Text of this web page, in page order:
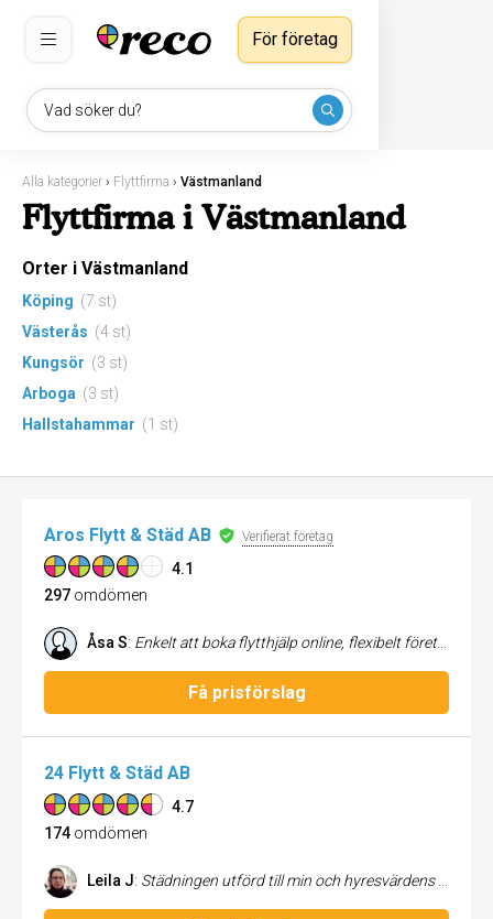
Vad söker du?
För företag
Alla kategorier › Flyttfirma › Västmanland
Flyttfirma i Västmanland
Orter i Västmanland
Köping (7 st)
Västerås (4 st)
Kungsör (3 st)
Arboga (3 st)
Hallstahammar (1 st)
Aros Flytt & Städ AB Verifierat företag
4.1
297 omdömen
Åsa S: Enkelt att boka flytthjälp online, flexibelt företag som anpassade sig efter flytt av oväntat stort bohag. Mycket (!) tillmötesgående och trevlig personal både vid telefonkontakt och på plats. Det som drar av från högsta betyg är språkförbistringen som gjorde att flyttkartongerna inte placerades enligt mina önskemål. Det gjorde allt lite grötigt i nya bostaden och tog tid att göra om. Vi förstod helt enkelt inte varann. Men jag skulle utan tvekan använda Aros Flytt och städ igen.
Få prisförslag
24 Flytt & Städ AB
4.7
174 omdömen
Leila J: Städningen utförd till min och hyresvärdens belåtenhet. All städning genomförd noggrant och proffsigt. Supernöjd! Rekommenderas!